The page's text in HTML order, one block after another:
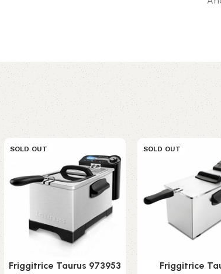
SOLD OUT
Friggitrice Taurus 973953
SOLD OUT
Friggitrice